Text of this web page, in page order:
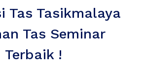
Tas Tasikmalaya
Tas Seminar
Terbaik !